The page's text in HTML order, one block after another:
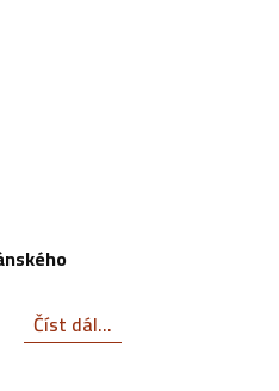
Číst dál...